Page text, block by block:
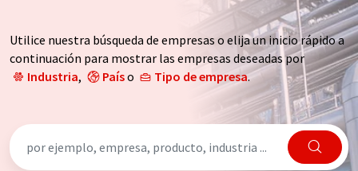
Utilice nuestra búsqueda de empresas o elija un inicio rápido a
continuación para mostrar las empresas deseadas por
Industria, Paíso Tipo de empresa.